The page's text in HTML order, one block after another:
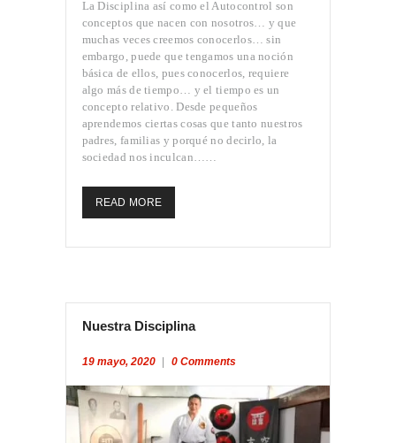
La Disciplina así como el Autocontrol son
conceptos que nacen con nosotros… y que
muchas veces creemos conocerlos… sin
embargo, puede que tengamos una noción
básica de ellos, pues conocerlos, requiere
algo más de tiempo… y el tiempo es un
concepto relativo. Desde pequeños
aprendemos ciertas cosas que tanto nuestros
padres, familias y porqué no decirlo, la
sociedad nos inculcan……
READ MORE
Nuestra Disciplina
19 mayo, 2020 0 Comments